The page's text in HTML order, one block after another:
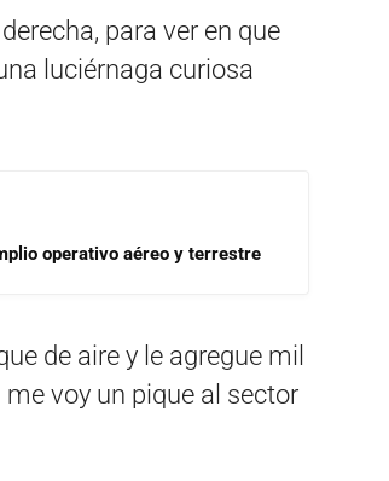
para ver en que
luciérnaga curiosa
operativo aéreo y terrestre
de aire y le agregue mil
voy un pique al sector